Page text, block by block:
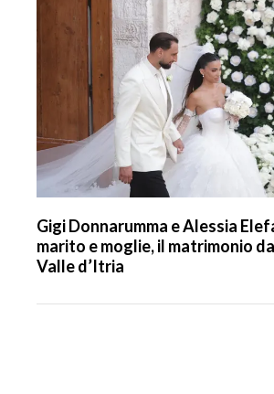
Gigi Donnarumma e Alessia
marito e moglie, il matrimonio
Valle d’Itria